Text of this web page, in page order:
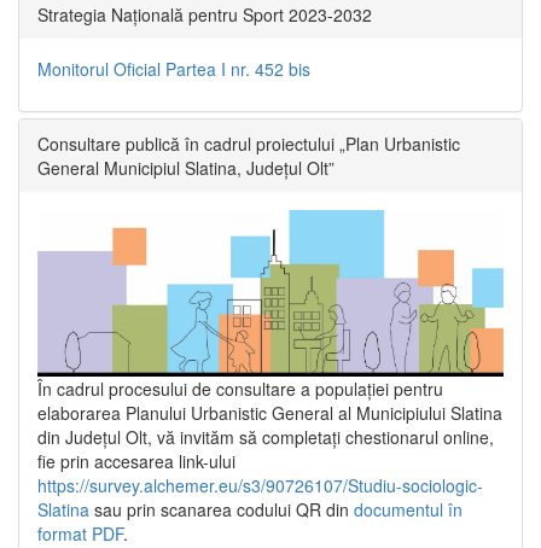
Strategia Națională pentru Sport 2023-2032
Monitorul Oficial Partea I nr. 452 bis
Consultare publică în cadrul proiectului „Plan Urbanistic
General Municipiul Slatina, Județul Olt”
În cadrul procesului de consultare a populaţiei pentru
elaborarea Planului Urbanistic General al Municipiului Slatina
din Județul Olt, vă invităm să completați chestionarul online,
fie prin accesarea link-ului
https://survey.alchemer.eu/s3/90726107/Studiu-sociologic-
Slatina sau prin scanarea codului QR din documentul în
format PDF.